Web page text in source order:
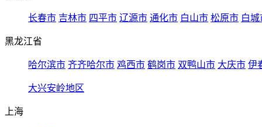
长春市 吉林市 四平市 辽源市 通化市 白山市 松原市 白城
黑龙江省
哈尔滨市 齐齐哈尔市 鸡西市 鹤岗市 双鸭山市 大庆市 伊
大兴安岭地区
上海